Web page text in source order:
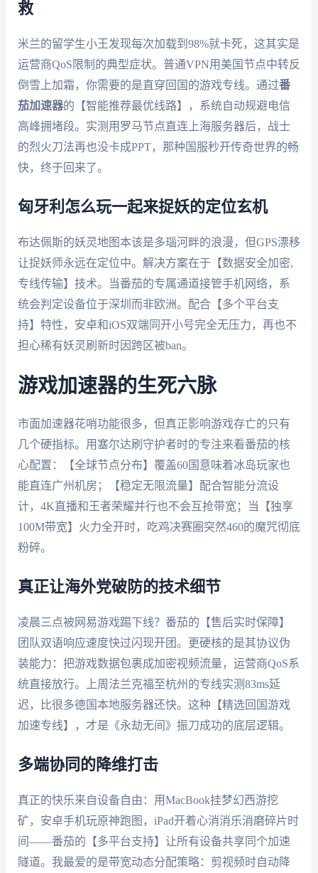
救
米兰的留学生小王发现每次加载到98%就卡死，这其实是
运营商QoS限制的典型症状。普通VPN用美国节点中转反
倒雪上加霜，你需要的是直穿回国的游戏专线。通过番
茄加速器的【智能推荐最优线路】，系统自动规避电信
高峰拥堵段。实测用罗马节点直连上海服务器后，战士
的烈火刀法再也没卡成PPT，那种国服秒开传奇世界的畅
快，终于回来了。
匈牙利怎么玩一起来捉妖的定位玄机
布达佩斯的妖灵地图本该是多瑙河畔的浪漫，但GPS漂移
让捉妖师永远在定位中。解决方案在于【数据安全加密,
专线传输】技术。当番茄的专属通道接管手机网络，系
统会判定设备位于深圳而非欧洲。配合【多个平台支
持】特性，安卓和iOS双端同开小号完全无压力，再也不
担心稀有妖灵刷新时因跨区被ban。
游戏加速器的生死六脉
市面加速器花哨功能很多，但真正影响游戏存亡的只有
几个硬指标。用塞尔达刷守护者时的专注来看番茄的核
心配置：【全球节点分布】覆盖60国意味着冰岛玩家也
能直连广州机房；【稳定无限流量】配合智能分流设
计，4K直播和王者荣耀并行也不会互抢带宽；当【独享
100M带宽】火力全开时，吃鸡决赛圈突然460的魔咒彻底
粉碎。
真正让海外党破防的技术细节
凌晨三点被网易游戏踢下线？番茄的【售后实时保障】
团队双语响应速度快过闪现开团。更硬核的是其协议伪
装能力：把游戏数据包裹成加密视频流量，运营商QoS系
统直接放行。上周法兰克福至杭州的专线实测83ms延
迟，比很多德国本地服务器还快。这种【精选回国游戏
加速专线】，才是《永劫无间》振刀成功的底层逻辑。
多端协同的降维打击
真正的快乐来自设备自由：用MacBook挂梦幻西游挖
矿，安卓手机玩原神跑图，iPad开着心消消乐消磨碎片时
间——番茄的【多平台支持】让所有设备共享同个加速
隧道。我最爱的是带宽动态分配策略：剪视频时自动降